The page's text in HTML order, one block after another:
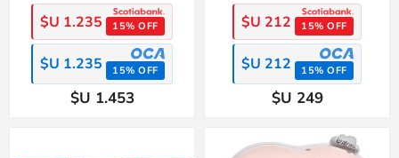
$U 1.235 15% OFF
$U 1.235 15% OFF
$U 1.453
$U 212 15% OFF
$U 212 15% OFF
$U 249